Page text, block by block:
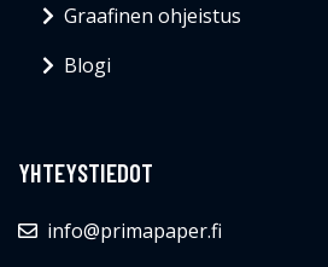
Graafinen ohjeistus
Blogi
YHTEYSTIEDOT
info@primapaper.fi